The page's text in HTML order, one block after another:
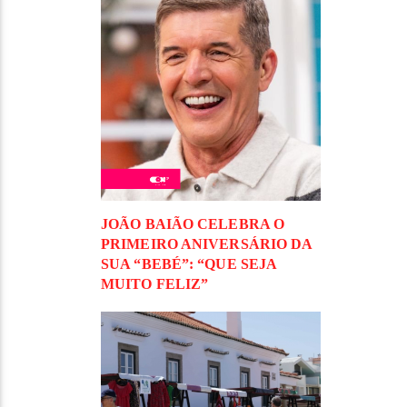
JOÃO BAIÃO CELEBRA O
PRIMEIRO ANIVERSÁRIO DA
SUA “BEBÉ”: “QUE SEJA
MUITO FELIZ”